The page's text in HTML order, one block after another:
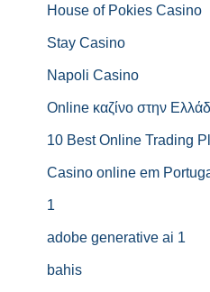
House of Pokies Casino
Stay Casino
Napoli Casino
Online καζίνο στην
10 Best Online Trading
Casino online em
1
adobe generative ai 1
bahis